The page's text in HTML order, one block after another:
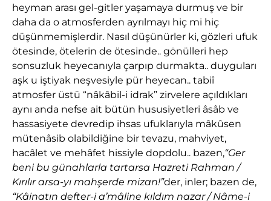
heyman arası gel-gitler yaşamaya durmuş ve bir
daha da o atmosferden ayrılmayı hiç mi hiç
düşünmemişlerdir. Nasıl düşünürler ki, gözleri ufuk
ötesinde, ötelerin de ötesinde.. gönülleri hep
sonsuzluk heyecanıyla çarpıp durmakta.. duyguları
aşk u iştiyak neşvesiyle pür heyecan.. tabiî
atmosfer üstü “nâkâbil-i idrak” zirvelere açıldıkları
aynı anda nefse ait bütün hususiyetleri âsâb ve
hassasiyete devredip ihsas ufuklarıyla mâkûsen
mütenâsib olabildiğine bir tevazu, mahviyet,
hacâlet ve mehâfet hissiyle dopdolu.. bazen,“Ger
beni bu günahlarla tartarsa Hazreti Rahman /
Kırılır arsa-yı mahşerde mizan!”der, inler; bazen de,
“Kâinatın defter-i a’mâline kıldım nazar / Nâme-i